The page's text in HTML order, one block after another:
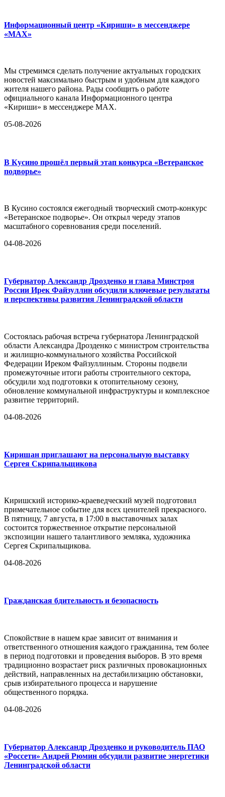
Информационный центр «Кириши» в мессенджере
«MAX»
Мы стремимся сделать получение актуальных городских
новостей максимально быстрым и удобным для каждого
жителя нашего района. Рады сообщить о работе
официального канала Информационного центра
«Кириши» в мессенджере MAX.
05-08-2026
В Кусино прошёл первый этап конкурса «Ветеранское
подворье»
В Кусино состоялся ежегодный творческий смотр-конкурс
«Ветеранское подворье». Он открыл череду этапов
масштабного соревнования среди поселений.
04-08-2026
Губернатор Александр Дрозденко и глава Минстроя
России Ирек Файзуллин обсудили ключевые результаты
и перспективы развития Ленинградской области
Состоялась рабочая встреча губернатора Ленинградской
области Александра Дрозденко с министром строительства
и жилищно-коммунального хозяйства Российской
Федерации Иреком Файзуллиным. Стороны подвели
промежуточные итоги работы строительного сектора,
обсудили ход подготовки к отопительному сезону,
обновление коммунальной инфраструктуры и комплексное
развитие территорий.
04-08-2026
Киришан приглашают на персональную выставку
Сергея Скрипальщикова
Киришский историко-краеведческий музей подготовил
примечательное событие для всех ценителей прекрасного.
В пятницу, 7 августа, в 17:00 в выставочных залах
состоится торжественное открытие персональной
экспозиции нашего талантливого земляка, художника
Сергея Скрипальщикова.
04-08-2026
Гражданская бдительность и безопасность
Спокойствие в нашем крае зависит от внимания и
ответственного отношения каждого гражданина, тем более
в период подготовки и проведения выборов. В это время
традиционно возрастает риск различных провокационных
действий, направленных на дестабилизацию обстановки,
срыв избирательного процесса и нарушение
общественного порядка.
04-08-2026
Губернатор Александр Дрозденко и руководитель ПАО
«Россети» Андрей Рюмин обсудили развитие энергетики
Ленинградской области